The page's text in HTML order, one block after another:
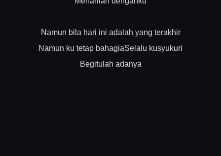
Namun bila hari ini adalah yang terakhir
Namun ku tetap bahagiaSelalu kusyukuri
Begitulah adanya